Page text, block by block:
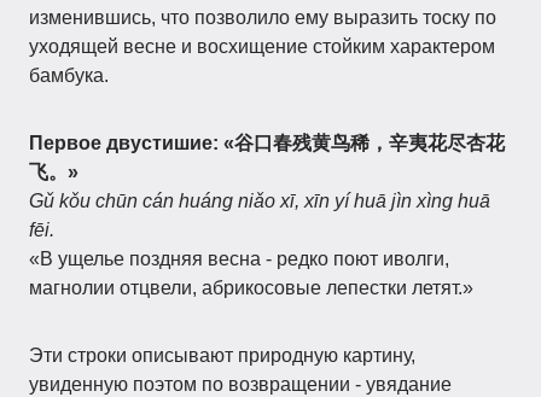
изменившись, что позволило ему выразить тоску по
уходящей весне и восхищение стойким характером
бамбука.
Первое двустишие: «谷口春残黄鸟稀，辛夷花尽杏花
飞。»
Gǔ kǒu chūn cán huáng niǎo xī, xīn yí huā jìn xìng huā
fēi.
«В ущелье поздняя весна - редко поют иволги,
магнолии отцвели, абрикосовые лепестки летят.»
Эти строки описывают природную картину,
увиденную поэтом по возвращении - увядание